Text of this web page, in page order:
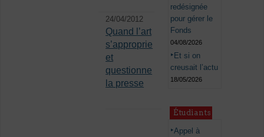
24/04/2012
Quand l’art
s’approprie
et
questionne
la presse
redésignée
pour gérer le
Fonds
04/08/2026
Et si on
creusait l’actu
18/05/2026
Étudiants
Appel à